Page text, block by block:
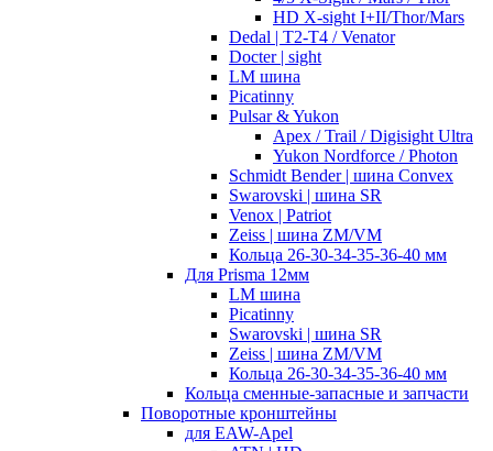
HD X-sight I+II/Thor/Mars
Dedal | T2-T4 / Venator
Docter | sight
LM шина
Picatinny
Pulsar & Yukon
Apex / Trail / Digisight Ultra
Yukon Nordforce / Photon
Schmidt Bender | шина Convex
Swarovski | шина SR
Venox | Patriot
Zeiss | шина ZM/VM
Кольца 26-30-34-35-36-40 мм
Для Prisma 12мм
LM шина
Picatinny
Swarovski | шина SR
Zeiss | шина ZM/VM
Кольца 26-30-34-35-36-40 мм
Кольца сменные-запасные и запчасти
Поворотные кронштейны
для EAW-Apel